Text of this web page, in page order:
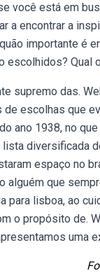
você está em
a encontrar a
importante é
escolhidos?
supremo das.
de escolhas que
ano 1938, no
diversificada
espaço no
alguém que
para lisboa, ao
o propósito de.
uma